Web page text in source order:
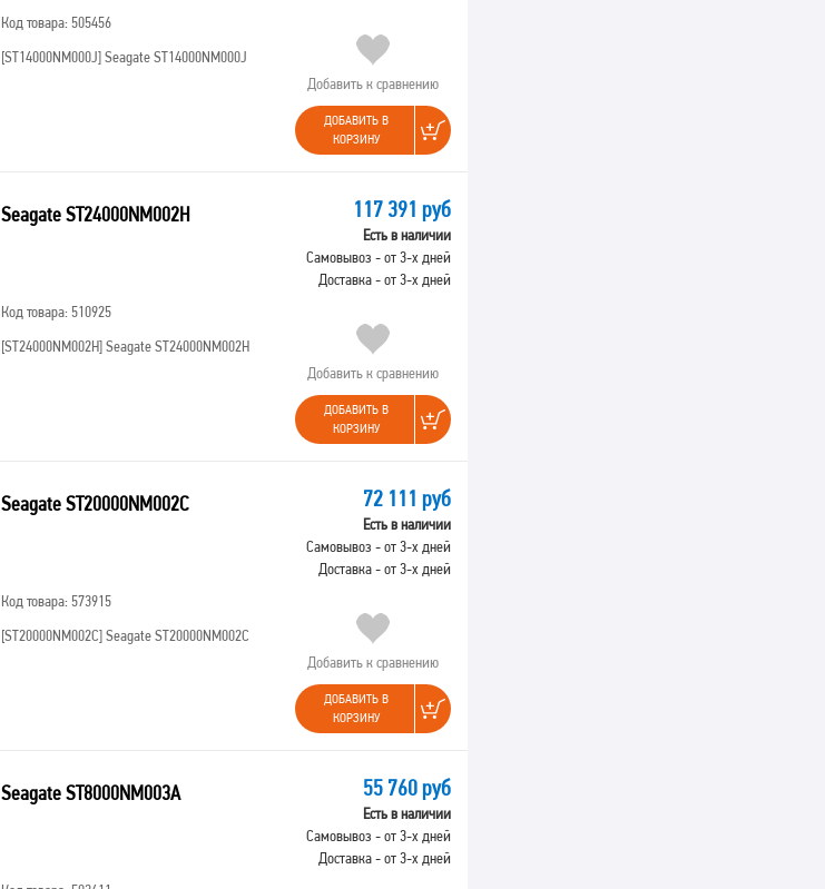
Код товара: 505456
[ST14000NM000J]Seagate ST14000NM000J
Добавить к сравнению
ДОБАВИТЬ В
КОРЗИНУ
Seagate ST24000NM002H
Код товара: 510925
[ST24000NM002H]Seagate ST24000NM002H
117 391 руб
Есть в наличии
Самовывоз - от 3-х дней
Доставка - от 3-х дней
Добавить к сравнению
ДОБАВИТЬ В
КОРЗИНУ
Seagate ST20000NM002C
Код товара: 573915
[ST20000NM002C]Seagate ST20000NM002C
72 111 руб
Есть в наличии
Самовывоз - от 3-х дней
Доставка - от 3-х дней
Добавить к сравнению
ДОБАВИТЬ В
КОРЗИНУ
Seagate ST8000NM003A 55 760 руб
Есть в наличии
Самовывоз - от 3-х дней
Доставка - от 3-х дней